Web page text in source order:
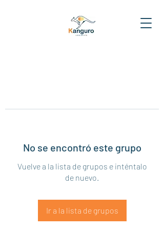
No se encontró este grupo
Vuelve a la lista de grupos e inténtalo
de nuevo.
Ir a la lista de grupos